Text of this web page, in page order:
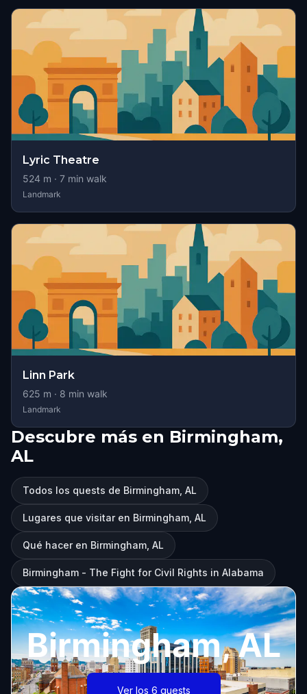
Lyric Theatre
524 m · 7 min walk
Landmark
Linn Park
625 m · 8 min walk
Landmark
Descubre más en Birmingham,
AL
Todos los quests de Birmingham, AL
Lugares que visitar en Birmingham, AL
Qué hacer en Birmingham, AL
Birmingham - The Fight for Civil Rights in Alabama
Birmingham, AL
Ver los 6 quests